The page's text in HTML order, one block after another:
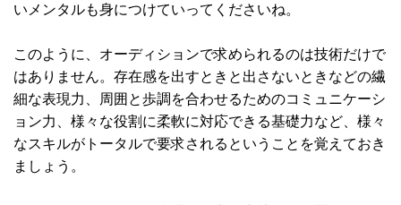
いメンタルも身につけていってくださいね。
このように、オーディションで求められるのは技術だけで
はありません。存在感を出すときと出さないときなどの繊
細な表現力、周囲と歩調を合わせるためのコミュニケーシ
ョン力、様々な役割に柔軟に対応できる基礎力など、様々
なスキルがトータルで要求されるということを覚えておき
ましょう。